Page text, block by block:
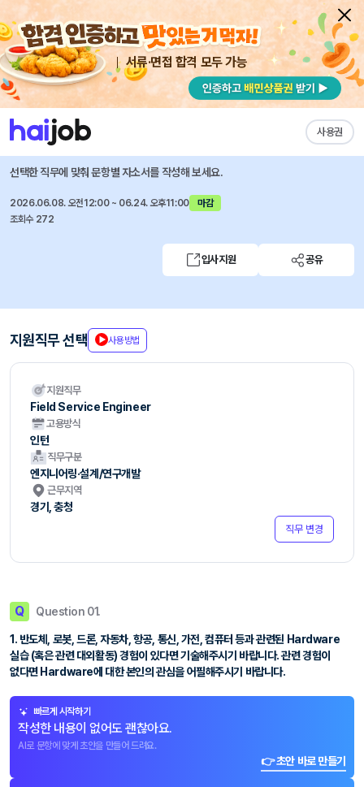
서류·면접 합격 모두 가능
사용권
채용공고 자소서 자유항목 자소서 내 작성목록
램리서치코리아 즐겨찾기
2026 하반기 신입 반도체 엔지니어(FSE) 공개채용
선택한 직무에 맞춰 문항별 자소서를 작성해 보세요.
2026.06.08. 오전12:00 ~ 06.24. 오후11:00
마감
조회수 272
입사지원 공유
지원직무 선택 사용방법
지원직무
Field Service Engineer
고용방식
인턴
직무구분
엔지니어링·설계/연구개발
근무지역
경기, 충청
직무 변경
Q Question 01.
1. 반도체, 로봇, 드론, 자동차, 항공, 통신, 가전, 컴퓨터 등과 관련된 Hardware
실습 (혹은 관련 대외활동) 경험이 있다면 기술해주시기 바랍니다. 관련 경험이
없다면 Hardware에 대한 본인의 관심을 어필해주시기 바랍니다.
빠르게 시작하기
작성한 내용이 없어도 괜찮아요.
AI로 문항에 맞게 초안을 만들어 드려요.
👉 초안 바로 만들기